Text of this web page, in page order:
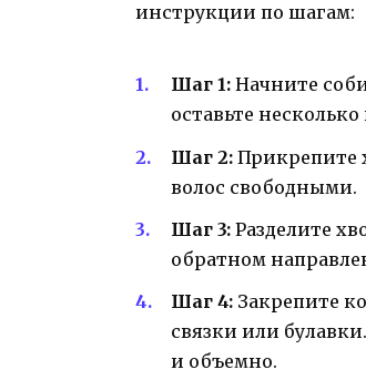
инструкции по шагам:
Шаг 1: Начните
оставьте
Шаг 2: Прикрепите
волос свободными.
Шаг 3: Разделите
обратном
Шаг 4: Закрепите
связки или
и объемно.